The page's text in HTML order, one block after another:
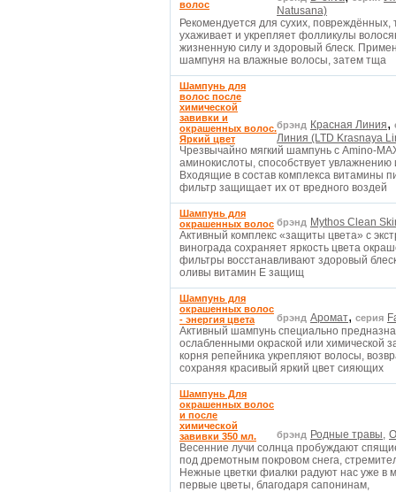
волос
Natusana)
Рекомендуется для сухих,
ухаживает и укрепляет фолликулы
жизненную силу и здоровый блеск.
шампуня на влажные волосы, затем тща
Шампунь для
волос после
химической
завивки и
окрашенных волос.
Яркий цвет
брэнд Красная Линия,
Линия (LTD Krasnaya
Чрезвычайно мягкий шампунь с Amino-
аминокислоты, способствует увлажнению
Входящие в состав комплекса витамины
фильтр защищает их от вредного воздей
Шампунь для
окрашенных волос брэнд Mythos Clean
Активный комплекс «защиты цвета» с
винограда сохраняет яркость цвета
фильтры восстанавливают здоровый
оливы витамин Е защищ
Шампунь для
окрашенных волос
- энергия цвета
брэнд Аромат, серия
Активный шампунь специально
ослабленными окраской или химической
корня репейника укрепляют волосы,
сохраняя красивый яркий цвет сияющих
Шампунь Для
окрашенных волос
и после
химической
завивки 350 мл.
брэнд Родные травы,
Весенние лучи солнца пробуждают
под дремотным покровом снега,
Нежные цветки фиалки радуют нас уже в
первые цветы, благодаря сапонинам,